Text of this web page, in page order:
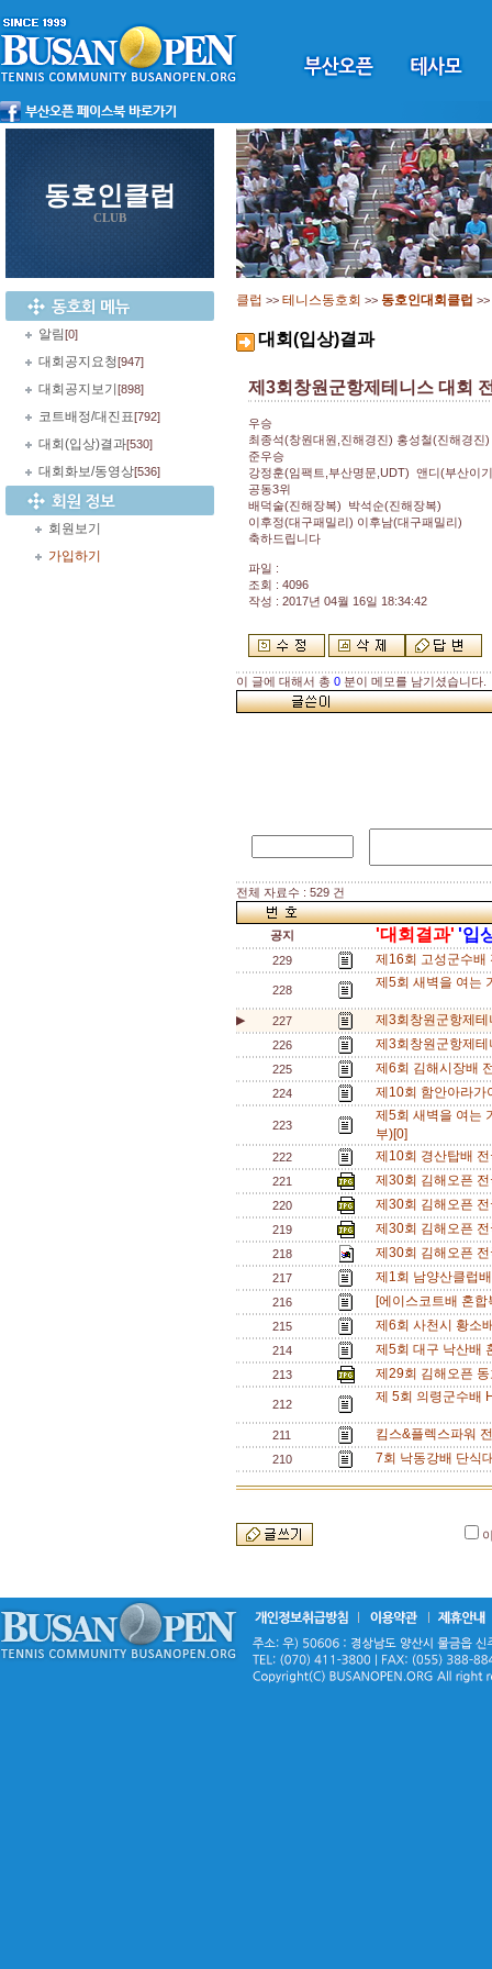
동호인클럽
CLUB
알림[0]
대회공지요청[947]
대회공지보기 [898]
코트배정/대진표[792]
대회(입상)결과[530]
대회화보/동영상[536]
회원보기
가입하기
클럽 >> 테니스동호회 >> 동호인대회클럽 >>
대회(입상)결과
제3회창원군항제테니스 대회
우승
최종석(창원대원,진해경진) 홍성철(진해경진)
준우승
강정훈(임팩트,부산명문,UDT) 앤디(부산이
공동3위
배덕술(진해장복) 박석순(진해장복)
이후정(대구패밀리) 이후남(대구패밀리)
축하드립니다
파일 :
조회 : 4096
작성 : 2017년 04월 16일 18:34:42
이 글에 대해서 총 0 분이 메모를 남기셨습니다.
전체 자료수 : 529 건
공지 '대회결과' '입
229 제16회 고성군수
228 제5회 새벽을 여는
▶ 227 제3회창원군항제
226 제3회창원군항제
225 제6회 김해시장배
224 제10회 함안아라
223
제5회 새벽을 여는
부)[0]
222 제10회 경산탑배
221 제30회 김해오픈
220 제30회 김해오픈
219 제30회 김해오픈
218 제30회 김해오픈
217 제1회 남양산클럽
216 [에이스코트배 혼
215 제6회 사천시 황소
214 제5회 대구 낙산배
213 제29회 김해오픈
212 제 5회 의령군수배
211 킴스&플렉스파워
210 7회 낙동강배 단식